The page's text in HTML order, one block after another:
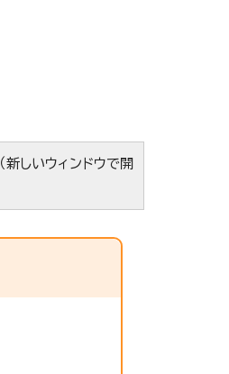
（新しいウィンドウで開